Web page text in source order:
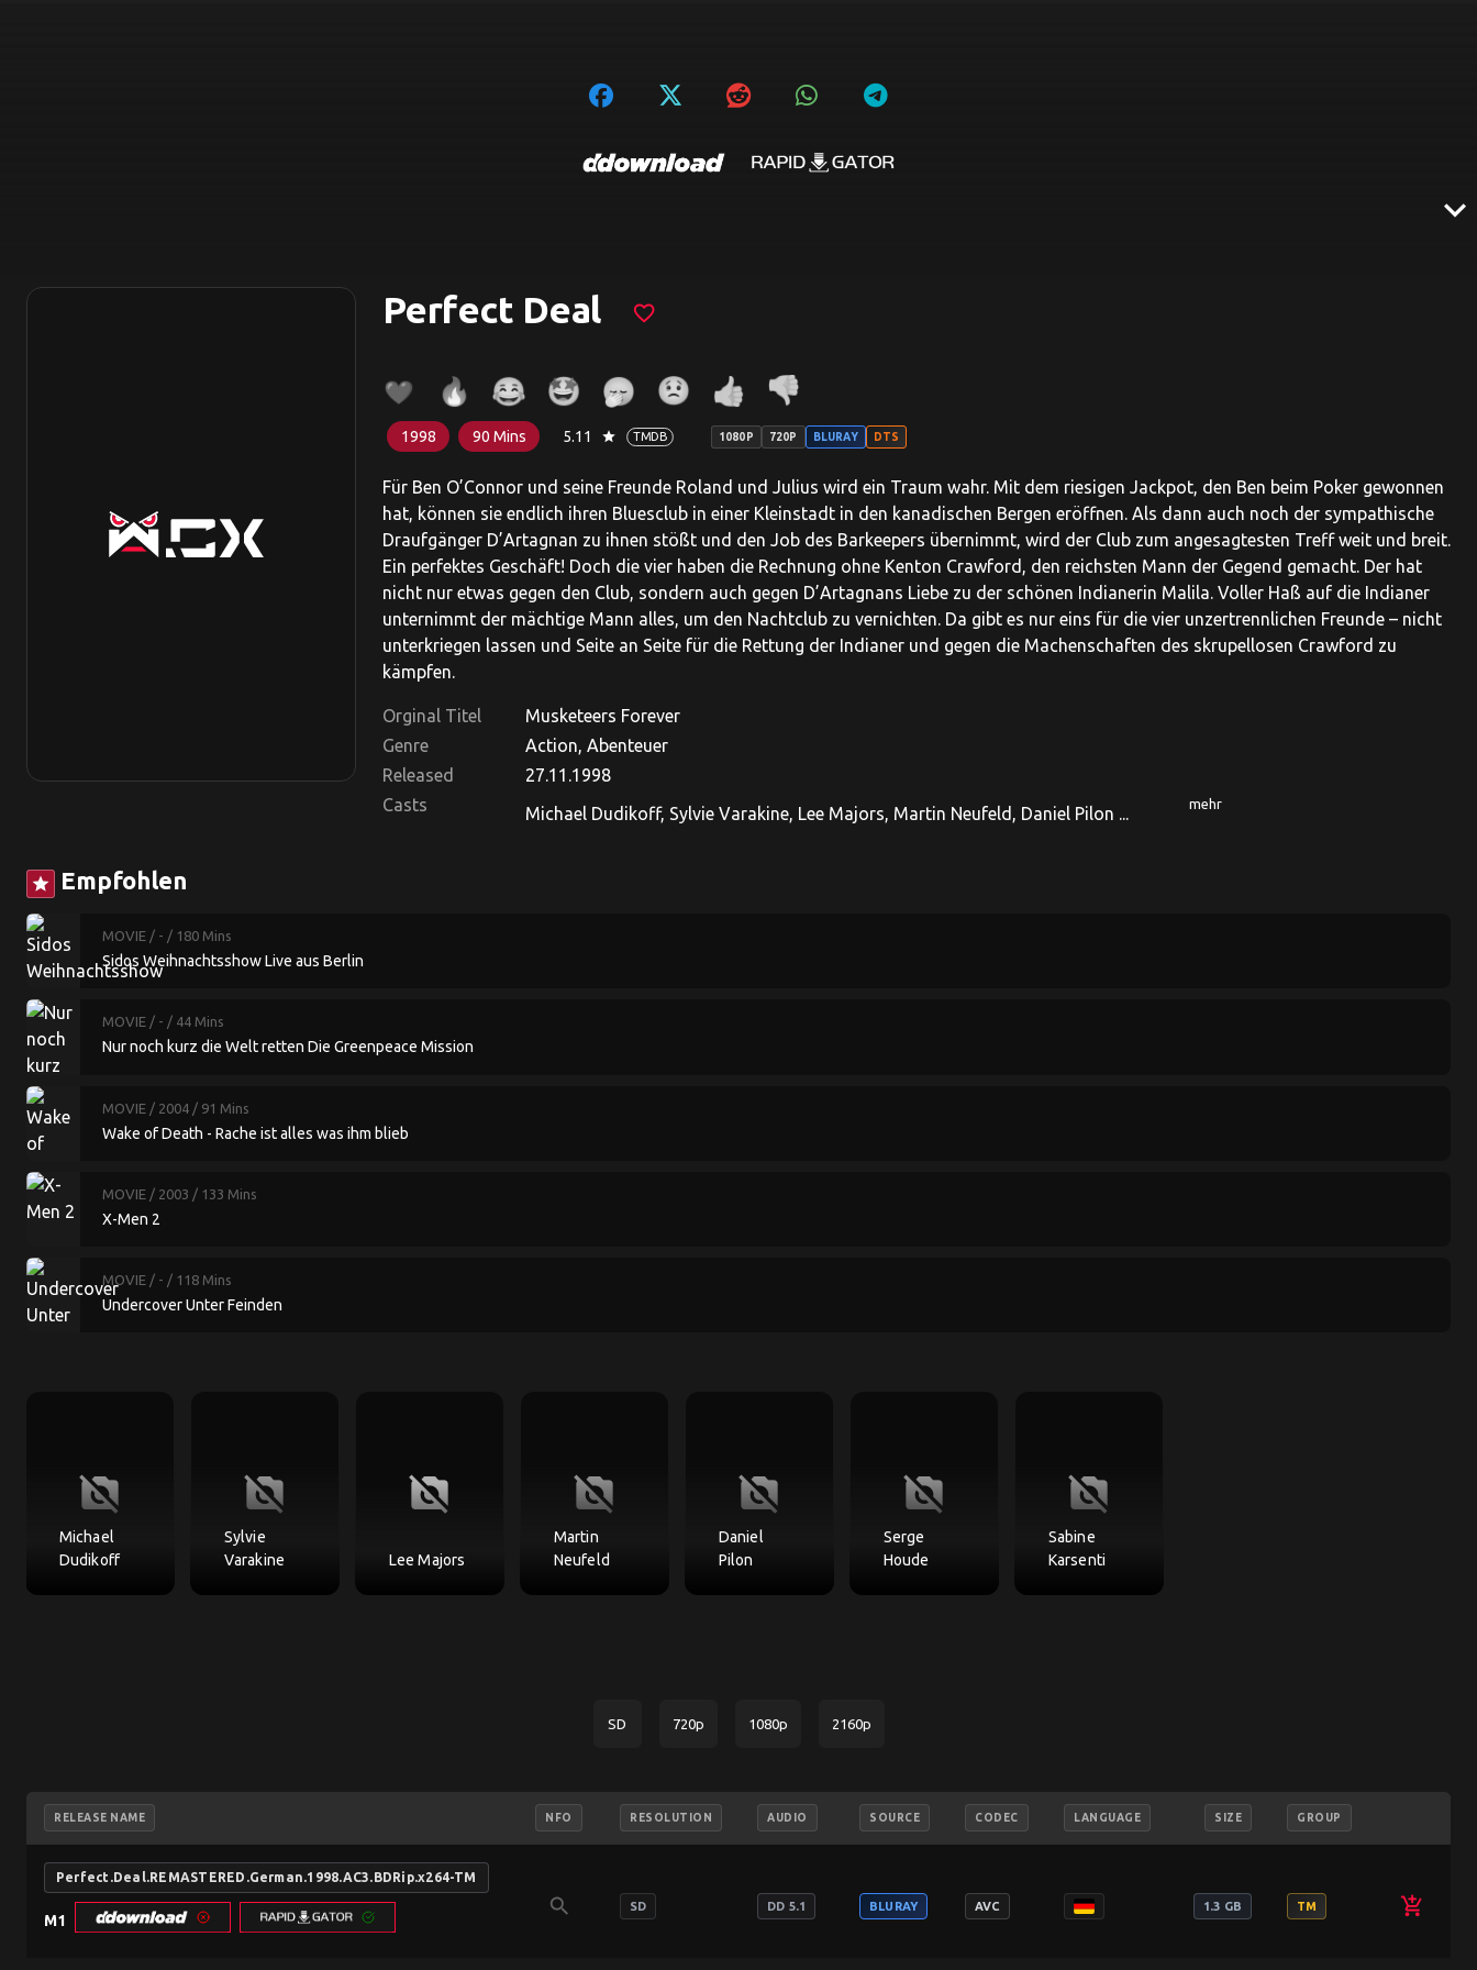
expand_more
Perfect Deal favorite_border
1998 90 Mins 5.11 star TMDB 1080P 720P BLURAY DTS
Für Ben O’Connor und seine Freunde Roland und Julius wird ein Traum wahr. Mit dem riesigen Jackpot, den Ben beim Poker gewonnen
hat, können sie endlich ihren Bluesclub in einer Kleinstadt in den kanadischen Bergen eröffnen. Als dann auch noch der sympathische
Draufgänger D’Artagnan zu ihnen stößt und den Job des Barkeepers übernimmt, wird der Club zum angesagtesten Treff weit und breit.
Ein perfektes Geschäft! Doch die vier haben die Rechnung ohne Kenton Crawford, den reichsten Mann der Gegend gemacht. Der hat
nicht nur etwas gegen den Club, sondern auch gegen D’Artagnans Liebe zu der schönen Indianerin Malila. Voller Haß auf die Indianer
unternimmt der mächtige Mann alles, um den Nachtclub zu vernichten. Da gibt es nur eins für die vier unzertrennlichen Freunde – nicht
unterkriegen lassen und Seite an Seite für die Rettung der Indianer und gegen die Machenschaften des skrupellosen Crawford zu
kämpfen.
Orginal Titel
Musketeers Forever
Genre
Action, Abenteuer
Released
27.11.1998
Casts
Michael Dudikoff, Sylvie Varakine, Lee Majors, Martin Neufeld, Daniel Pilon ...
mehr
star Empfohlen
MOVIE / - / 180 Mins
Sidos Weihnachtsshow Live aus Berlin
MOVIE / - / 44 Mins
Nur noch kurz die Welt retten Die Greenpeace Mission
MOVIE / 2004 / 91 Mins
Wake of Death - Rache ist alles was ihm blieb
MOVIE / 2003 / 133 Mins
X-Men 2
MOVIE / - / 118 Mins
Undercover Unter Feinden
no_photography
Michael
Dudikoff
no_photography
Sylvie
Varakine
no_photography
Lee Majors
no_photography
Martin
Neufeld
no_photography
Daniel
Pilon
no_photography
Serge
Houde
no_photography
Sabine
Karsenti
SD 720p 1080p 2160p
RELEASE NAME NFO RESOLUTION AUDIO SOURCE CODEC LANGUAGE SIZE GROUP
Perfect.Deal.REMASTERED.German.1998.AC3.BDRip.x264-TM
M1
search SD DD 5.1 BLURAY AVC 1.3 GB TM add_shopping_cart